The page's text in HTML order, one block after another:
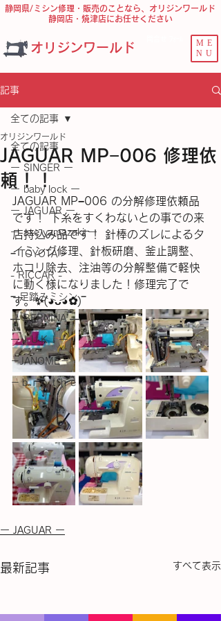
オリジンワールド
ME
NU
静岡県/ミシン修理・販売のことなら、オリジンワールド
静岡店・焼津店にお任せください
記事
全ての記事
ー SINGER ー
ー baby lock ー
ー JAGUAR ー
ー axe yamazaki ー
− TOYOTA −
- RICCAR -
− 足踏みミシン −
― BERNINA ―
ーＪＵＫＩー
－JANOME－
－ｂｒｏｔｈｅｒ－
全ての記事
JAGUAR MP−006 修理依
頼！！
オリジンワールド
JAGUAR MP−006 の分解修理依頼品
です！ 下糸をすくわないとの事での来
店持込み品です！ 針棒のズレによるタ
イミング修理、針板研磨、釜止調整、
ホコリ除去、注油等の分解整備で軽快
に動く様になりました！修理完了で
す。✨(⁠◕⁠ᴗ⁠◕⁠✿⁠)
ー JAGUAR ー
最新記事 すべて表示